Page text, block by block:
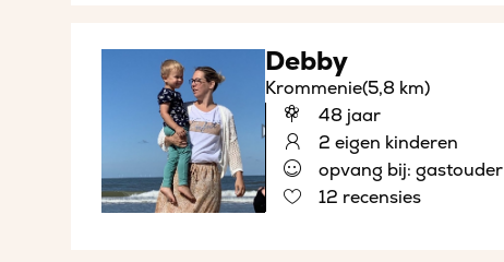
Debby
Krommenie(5,8 km)
48 jaar
2 eigen kinderen
opvang bij: gastouder
12 recensies